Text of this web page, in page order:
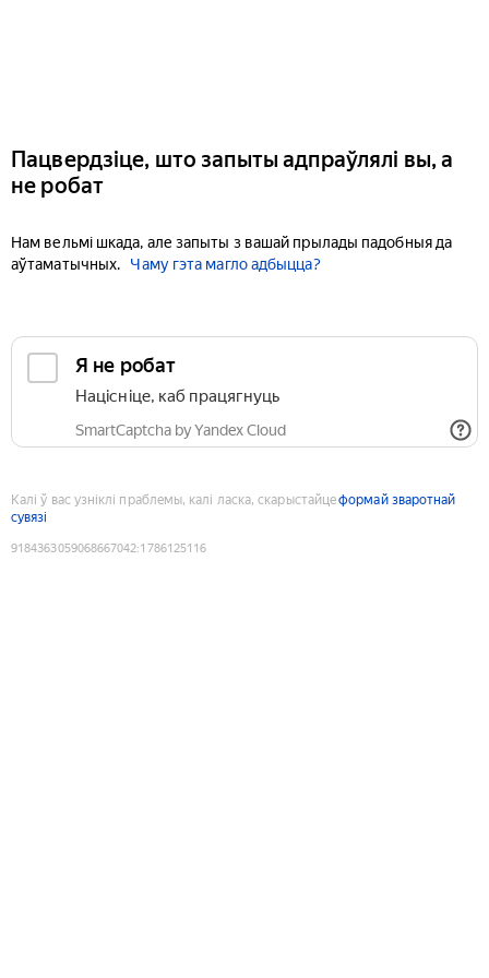
Пацвердзіце, што запыты адпраўлялі вы, а
не робат
Нам вельмі шкада, але запыты з вашай прылады падобныя да
аўтаматычных.
Чаму гэта магло адбыцца?
Я не робат
Націсніце, каб працягнуць
SmartCaptcha by Yandex Cloud
Калі ў вас узніклі праблемы, калі ласка, скарыстайцеформай зваротнай
сувязі
9184363059068667042:1786125116